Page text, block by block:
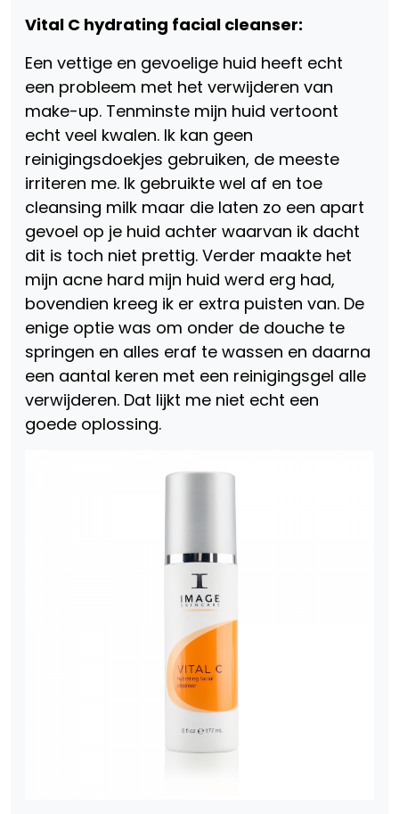
Vital C hydrating facial cleanser:
Een vettige en gevoelige huid heeft echt
een probleem met het verwijderen van
make-up. Tenminste mijn huid vertoont
echt veel kwalen. Ik kan geen
reinigingsdoekjes gebruiken, de meeste
irriteren me. Ik gebruikte wel af en toe
cleansing milk maar die laten zo een apart
gevoel op je huid achter waarvan ik dacht
dit is toch niet prettig. Verder maakte het
mijn acne hard mijn huid werd erg had,
bovendien kreeg ik er extra puisten van. De
enige optie was om onder de douche te
springen en alles eraf te wassen en daarna
een aantal keren met een reinigingsgel alle
verwijderen. Dat lijkt me niet echt een
goede oplossing.